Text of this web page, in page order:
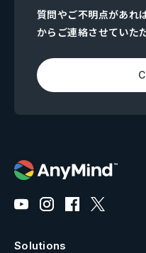
質問やご不明点があれ
からご連絡させていた
Solutions